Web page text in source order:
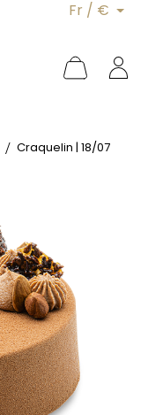
Fr / €
Craquelin | 18/07